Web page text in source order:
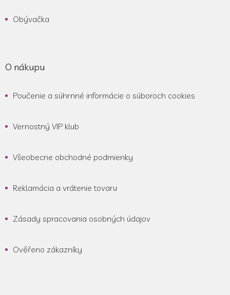
Obývačka
O nákupu
Poučenie a súhrnné informácie o súboroch cookies
Vernostný VIP klub
Všeobecne obchodné podmienky
Reklamácia a vrátenie tovaru
Zásady spracovania osobných údajov
Ověřeno zákazníky